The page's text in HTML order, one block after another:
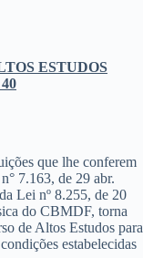
ESTUDOS
que lhe conferem
7.163, de 29 abr.
Lei nº 8.255, de 20
do CBMDF, torna
de Altos Estudos para
estabelecidas